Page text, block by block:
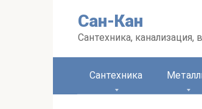
Сан-Кан
Сантехника, канализация,
Сантехника